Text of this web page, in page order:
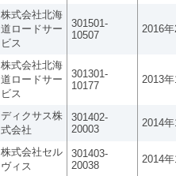
株式会社北海
道ロードサー
ビス
301501-
10507
2016
株式会社北海
道ロードサー
ビス
301301-
10177
2013
ディクサス株
式会社
301402-
20003
2014
株式会社セル
ヴィス
301403-
20038
2014